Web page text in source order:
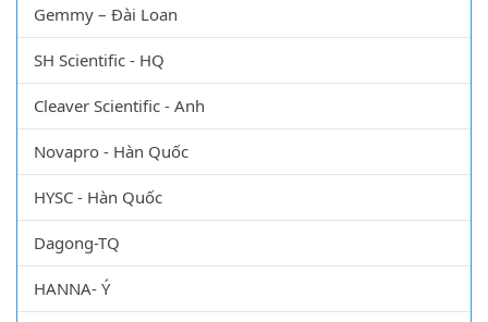
Gemmy – Đài Loan
SH Scientific - HQ
Cleaver Scientific - Anh
Novapro - Hàn Quốc
HYSC - Hàn Quốc
Dagong-TQ
HANNA- Ý